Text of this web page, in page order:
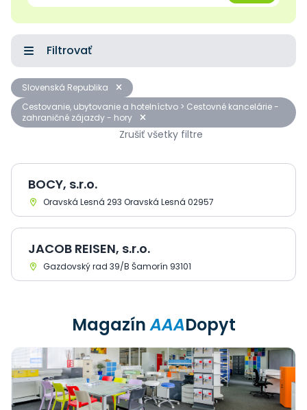
Filtrovať
Slovenská Republika
Cestovanie, ubytovanie a hotelníctvo > Cestovné kancelárie -
zahraničné zájazdy - hory
Zrušiť všetky filtre
BOCY, s.r.o.
Oravská Lesná 293 Oravská Lesná 02957
JACOB REISEN, s.r.o.
Gazdovský rad 39/B Šamorín 93101
MagazínAAADopyt